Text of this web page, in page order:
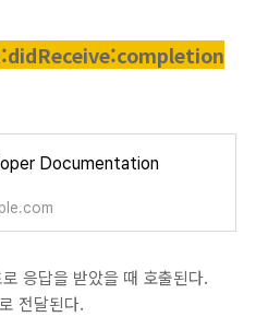
Documentation
응답을 받았을 때 호출된다.
전달된다.